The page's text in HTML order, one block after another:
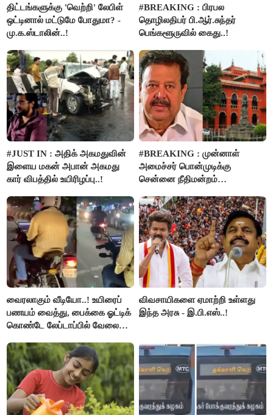
திட்டங்களுக்கு 'வெற்றி' லேபிள்
ஒட்டினால் மட்டுமே போதுமா? -
மு.க.ஸ்டாலின்..!
#BREAKING : பிரபல
தொழிலதிபர் பி.ஆர்.சுந்தர்
பெங்களூருவில் கைது..!
#JUST IN : அதிக் அகமதுவின்
இளைய மகன் அபான் அகமது
கார் விபத்தில் உயிரிழப்பு..!
#BREAKING : முன்னாள்
அமைச்சர் பொன்முடிக்கு
சென்னை நீதிமன்றம்
வைரலாகும் வீடியோ..! உயிரைப்
பணயம் வைத்து, பைக்கை ஓட்டிக்
கொண்டே லேப்டாப்பில் வேலை
விவசாயிகளை ஏமாற்றி உள்ளது
இந்த அரசு - இ.பி.எஸ்..!